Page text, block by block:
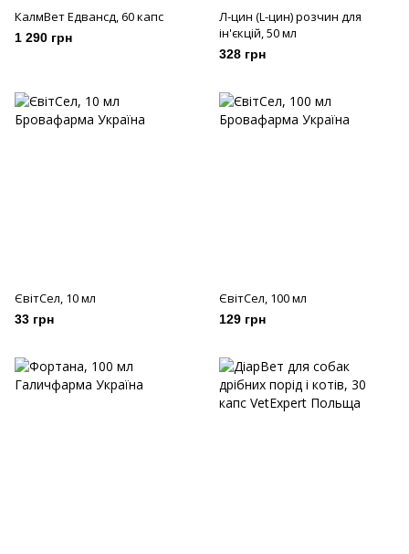
КалмВет Едвансд, 60 капс
1 290 грн
Л-цин (L-цин) розчин для
ін'єкцій, 50 мл
328 грн
ЄвітСел, 10 мл
33 грн
ЄвітСел, 100 мл
129 грн